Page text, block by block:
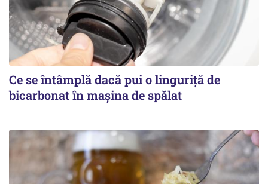
Ce se întâmplă dacă pui o linguriță de
bicarbonat în mașina de spălat